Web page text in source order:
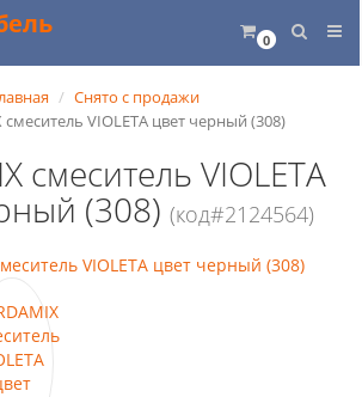
0
Снято с продажи
смеситель VIOLETA цвет черный (308)
смеситель VIOLETA
(308) (код#2124564)